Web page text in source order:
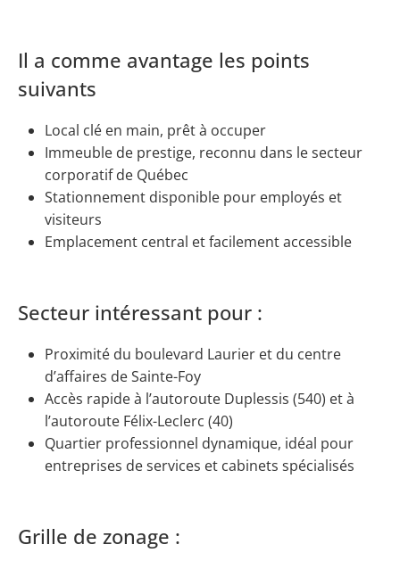
Il a comme avantage les points
suivants
Local clé en main, prêt à occuper
Immeuble de prestige, reconnu dans le secteur
corporatif de Québec
Stationnement disponible pour employés et
visiteurs
Emplacement central et facilement accessible
Secteur intéressant pour :
Proximité du boulevard Laurier et du centre
d’affaires de Sainte-Foy
Accès rapide à l’autoroute Duplessis (540) et à
l’autoroute Félix-Leclerc (40)
Quartier professionnel dynamique, idéal pour
entreprises de services et cabinets spécialisés
Grille de zonage :